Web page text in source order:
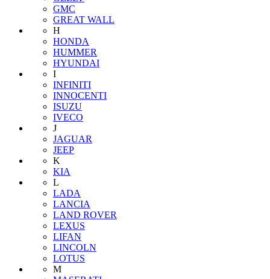
GMC
GREAT WALL
H
HONDA
HUMMER
HYUNDAI
I
INFINITI
INNOCENTI
ISUZU
IVECO
J
JAGUAR
JEEP
K
KIA
L
LADA
LANCIA
LAND ROVER
LEXUS
LIFAN
LINCOLN
LOTUS
M